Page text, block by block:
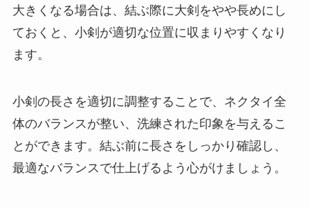
大きくなる場合は、結ぶ際に大剣をやや長めにし
ておくと、小剣が適切な位置に収まりやすくなり
ます。
小剣の長さを適切に調整することで、ネクタイ全
体のバランスが整い、洗練された印象を与えるこ
とができます。結ぶ前に長さをしっかり確認し、
最適なバランスで仕上げるよう心がけましょう。